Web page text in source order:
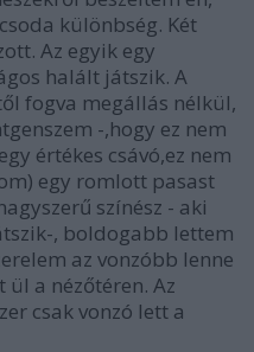
különbség. Két
Az egyik egy
halált játszik. A
fogva megállás nélkül,
-,hogy ez nem
értékes csávó,ez nem
egy romlott pasast
színész - aki
, boldogabb lettem
az vonzóbb lenne
a nézőtéren. Az
csak vonzó lett a